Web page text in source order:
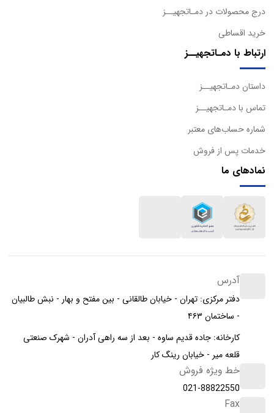
درج محصولات در دمـاتجهیــز
خرید اقساطی
ارتباط با دمـاتجهیــز
داستان دمـاتجهیــز
تماس با دمـاتجهیــز
شماره حساب‌های معتبر
خدمات پس از فروش
نمادهای ما
آدرس
دفتر مرکزی: تهران - خیابان طالقانی - بین مفتح و بهار - نبش طالبیان
- ساختمان ۴۶۳
کارخانه: جاده قدیم ساوه - بعد از سه راهی آدران - شهرک صنعتی
قلعه میر - خیابان رینگ کار
خط ویژه فروش
021-88822550
Fax